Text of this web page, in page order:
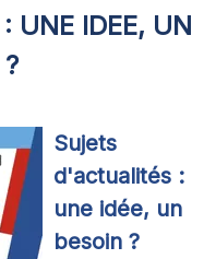
UNE IDEE, UN
Sujets
d'actualités :
une idée, un
besoin ?